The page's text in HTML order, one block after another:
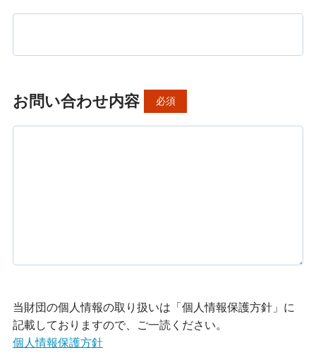
お問い合わせ内容 必須
当財団の個人情報の取り扱いは「個人情報保護方針」に
記載しておりますので、ご一読ください。
個人情報保護方針